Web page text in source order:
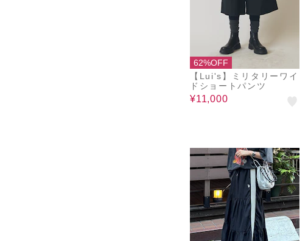
62%OFF
【Lui's】ミリタリーワイ
ドショートパンツ
¥11,000